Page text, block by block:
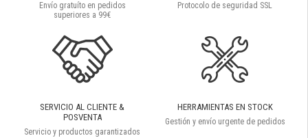
Envío gratuíto en pedidos
superiores a 99€
Protocolo de seguridad SSL
SERVICIO AL CLIENTE &
POSVENTA
Servicio y productos garantizados
HERRAMIENTAS EN STOCK
Gestión y envío urgente de pedidos